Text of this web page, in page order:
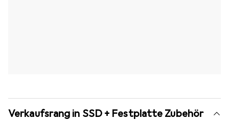
Verkaufsrang in SSD + Festplatte Zubehör